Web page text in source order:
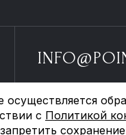
Политика обработки
осуществляется
с Политикой